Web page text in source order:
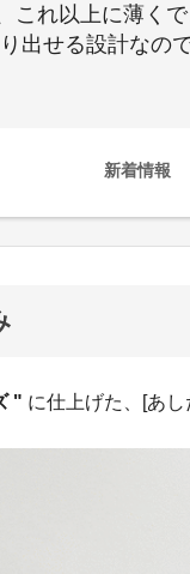
これ以上に薄く
出せる設計なの
新着情報
" に仕上げた、[あし